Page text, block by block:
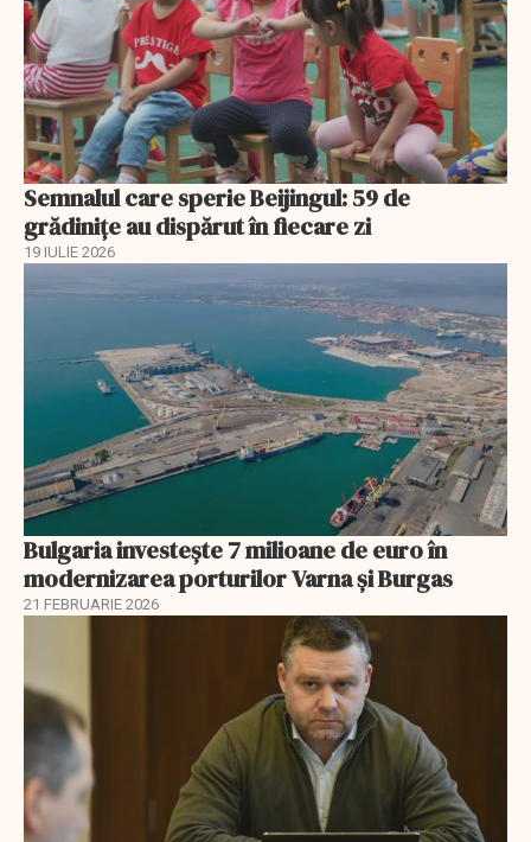
Semnalul care sperie Beijingul: 59 de
grădinițe au dispărut în fiecare zi
19 IULIE 2026
Bulgaria investește 7 milioane de euro în
modernizarea porturilor Varna și Burgas
21 FEBRUARIE 2026